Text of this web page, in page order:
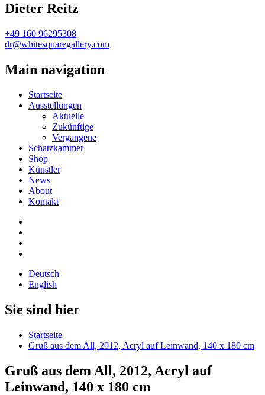
Dieter Reitz
+49 160 96295308
dr@whitesquaregallery.com
Main navigation
Startseite
Ausstellungen
Aktuelle
Zukünftige
Vergangene
Schatzkammer
Shop
Künstler
News
About
Kontakt
Deutsch
English
Sie sind hier
Startseite
Gruß aus dem All, 2012, Acryl auf Leinwand, 140 x 180 cm
Gruß aus dem All, 2012, Acryl auf
Leinwand, 140 x 180 cm